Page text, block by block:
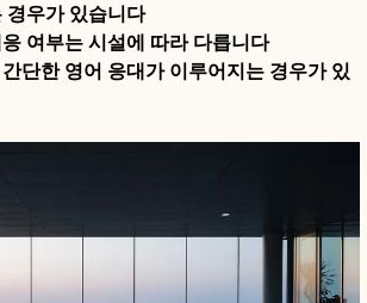
경우가 있습니다
여부는 시설에 따라 다릅니다
단한 영어 응대가 이루어지는 경우가 있